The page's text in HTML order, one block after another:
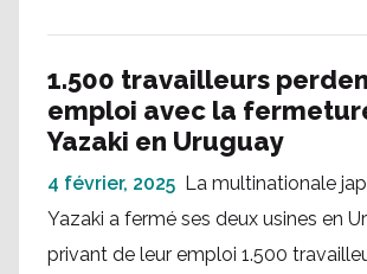
1.500 travailleurs
emploi avec la
Yazaki en Uruguay
4 février, 2025 La multinationale
Yazaki a fermé ses deux usines en
privant de leur emploi 1.500